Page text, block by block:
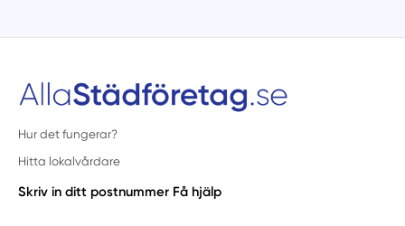
Hur det fungerar?
Hitta lokalvårdare
Skriv in ditt postnummer Få hjälp